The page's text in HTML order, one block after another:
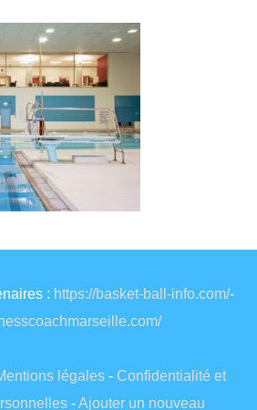
: https://basket-ball-info.com/-
légales- Confidentialité et
-Ajouter un nouveau